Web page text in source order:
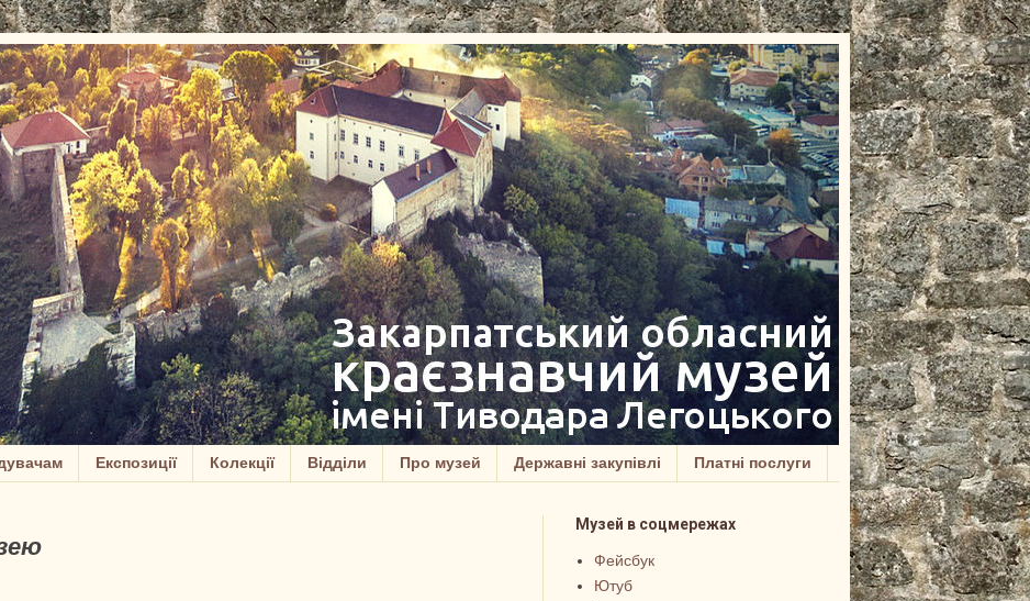
Експозиції Колекції Відділи Про музей Державні закупівлі Платні послуги
Музей в соцмережах
Фейсбук
Ютуб